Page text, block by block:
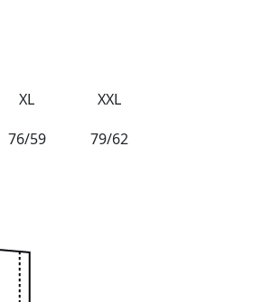
XL
XXL
76/59 79/62